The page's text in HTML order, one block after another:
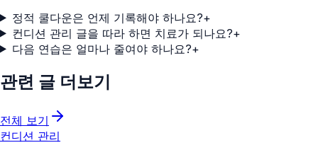
정적 쿨다운은 언제 기록해야 하나요?+
컨디션 관리 글을 따라 하면 치료가 되나요?+
다음 연습은 얼마나 줄여야 하나요?+
관련 글 더보기
전체 보기
컨디션 관리